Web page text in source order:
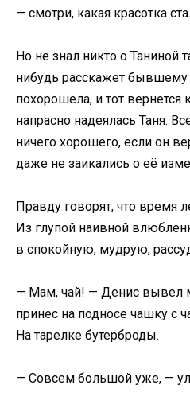
— смотри, какая красотка
Но не знал никто о Таниной
нибудь расскажет бывшему
похорошела, и тот вернется
напрасно надеялась Таня.
ничего хорошего, если он
даже не заикались о её
Правду говорят, что время
Из глупой наивной
в спокойную, мудрую,
— Мам, чай! — Денис вывел
принес на подносе чашку с
На тарелке бутерброды.
— Совсем большой уже, —